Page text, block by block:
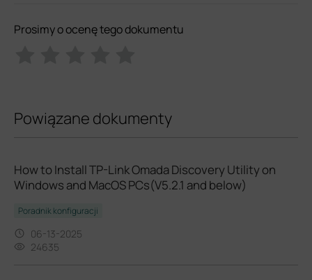
Prosimy o ocenę tego dokumentu
Powiązane dokumenty
How to Install TP-Link Omada Discovery Utility on
Windows and MacOS PCs(V5.2.1 and below)
Poradnik konfiguracji
06-13-2025
24635